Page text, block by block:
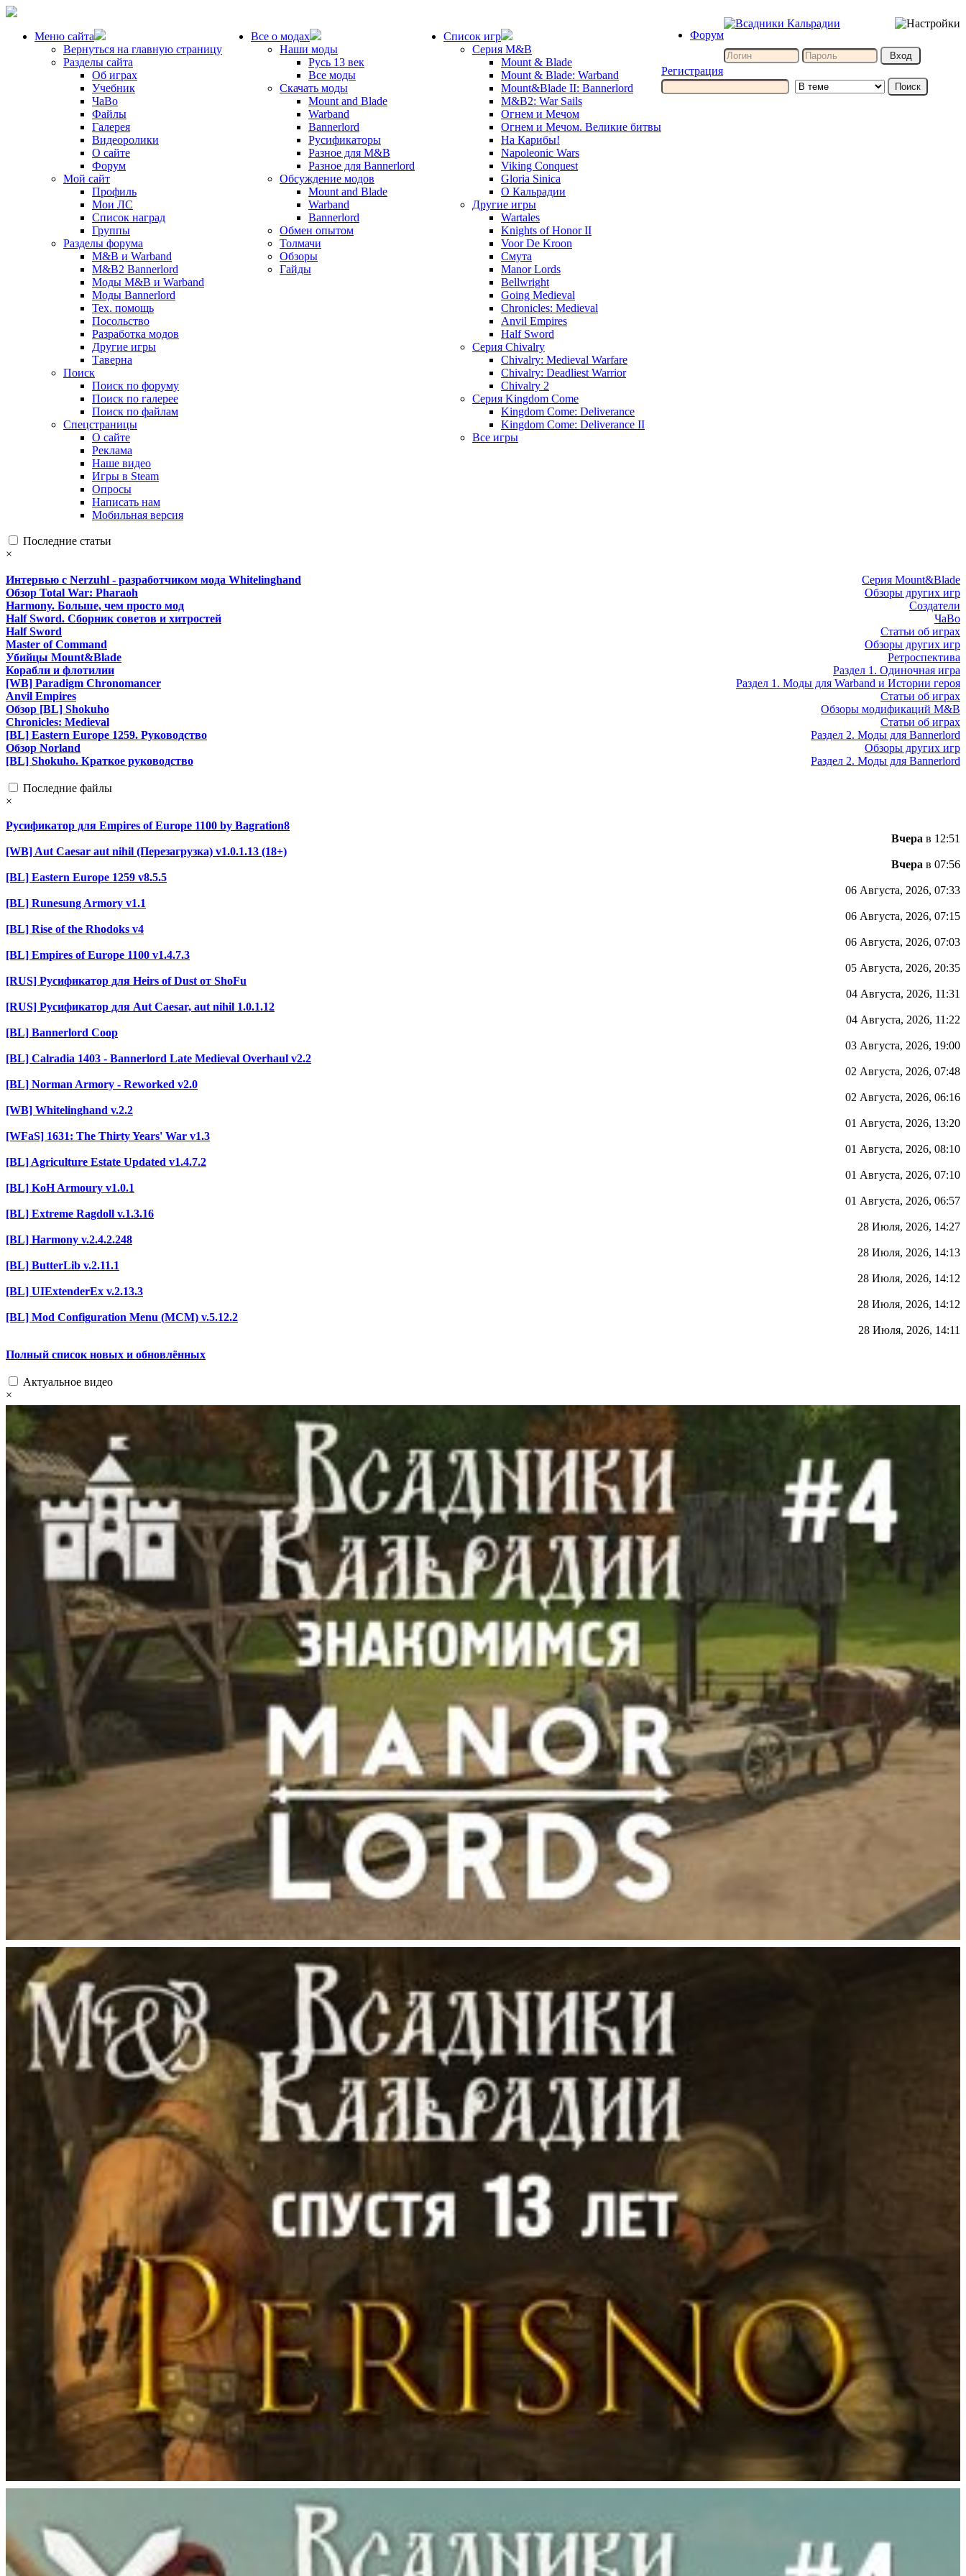
Меню сайта
Вернуться на главную страницу
Разделы сайта
Об играх
Учебник
ЧаВо
Файлы
Галерея
Видеоролики
О сайте
Форум
Мой сайт
Профиль
Мои ЛС
Список наград
Группы
Разделы форума
M&B и Warband
M&B2 Bannerlord
Моды M&B и Warband
Моды Bannerlord
Тех. помощь
Посольство
Разработка модов
Другие игры
Таверна
Поиск
Поиск по форуму
Поиск по галерее
Поиск по файлам
Спецстраницы
О сайте
Реклама
Наше видео
Игры в Steam
Опросы
Написать нам
Мобильная версия
Все о модах
Наши моды
Русь 13 век
Все моды
Скачать моды
Mount and Blade
Warband
Bannerlord
Русификаторы
Разное для M&B
Разное для Bannerlord
Обсуждение модов
Mount and Blade
Warband
Bannerlord
Обмен опытом
Толмачи
Обзоры
Гайды
Список игр
Серия M&B
Mount & Blade
Mount & Blade: Warband
Mount&Blade II: Bannerlord
M&B2: War Sails
Огнем и Мечом
Огнем и Мечом. Великие битвы
На Карибы!
Napoleonic Wars
Viking Conquest
Gloria Sinica
О Кальрадии
Другие игры
Wartales
Knights of Honor II
Voor De Kroon
Смута
Manor Lords
Bellwright
Going Medieval
Chronicles: Medieval
Anvil Empires
Half Sword
Серия Chivalry
Chivalry: Medieval Warfare
Chivalry: Deadliest Warrior
Chivalry 2
Серия Kingdom Come
Kingdom Come: Deliverance
Kingdom Come: Deliverance II
Все игры
Форум
Регистрация
Последние статьи
×
Серия Mount&Blade
Интервью с Nerzuhl - разработчиком мода Whitelinghand
Обзоры других игр
Обзор Total War: Pharaoh
Создатели
Harmony. Больше, чем просто мод
ЧаВо
Half Sword. Сборник советов и хитростей
Статьи об играх
Half Sword
Обзоры других игр
Master of Command
Ретроспектива
Убийцы Mount&Blade
Раздел 1. Одиночная игра
Корабли и флотилии
Раздел 1. Моды для Warband и Истории героя
[WB] Paradigm Chronomancer
Статьи об играх
Anvil Empires
Обзоры модификаций M&B
Обзор [BL] Shokuho
Статьи об играх
Chronicles: Medieval
Раздел 2. Моды для Bannerlord
[BL] Eastern Europe 1259. Руководство
Обзоры других игр
Обзор Norland
Раздел 2. Моды для Bannerlord
[BL] Shokuho. Краткое руководство
Последние файлы
×
Русификатор для Empires of Europe 1100 by Bagration8
Вчера в 12:51
[WB] Aut Caesar aut nihil (Перезагрузка) v1.0.1.13 (18+)
Вчера в 07:56
[BL] Eastern Europe 1259 v8.5.5
06 Августа, 2026, 07:33
[BL] Runesung Armory v1.1
06 Августа, 2026, 07:15
[BL] Rise of the Rhodoks v4
06 Августа, 2026, 07:03
[BL] Empires of Europe 1100 v1.4.7.3
05 Августа, 2026, 20:35
[RUS] Русификатор для Heirs of Dust от ShoFu
04 Августа, 2026, 11:31
[RUS] Русификатор для Aut Caesar, aut nihil 1.0.1.12
04 Августа, 2026, 11:22
[BL] Bannerlord Coop
03 Августа, 2026, 19:00
[BL] Calradia 1403 - Bannerlord Late Medieval Overhaul v2.2
02 Августа, 2026, 07:48
[BL] Norman Armory - Reworked v2.0
02 Августа, 2026, 06:16
[WB] Whitelinghand v.2.2
01 Августа, 2026, 13:20
[WFaS] 1631: The Thirty Years' War v1.3
01 Августа, 2026, 08:10
[BL] Agriculture Estate Updated v1.4.7.2
01 Августа, 2026, 07:10
[BL] KoH Armoury v1.0.1
01 Августа, 2026, 06:57
[BL] Extreme Ragdoll v.1.3.16
28 Июля, 2026, 14:27
[BL] Harmony v.2.4.2.248
28 Июля, 2026, 14:13
[BL] ButterLib v.2.11.1
28 Июля, 2026, 14:12
[BL] UIExtenderEx v.2.13.3
28 Июля, 2026, 14:12
[BL] Mod Configuration Menu (MCM) v.5.12.2
28 Июля, 2026, 14:11
Полный список новых и обновлённых
Актуальное видео
×